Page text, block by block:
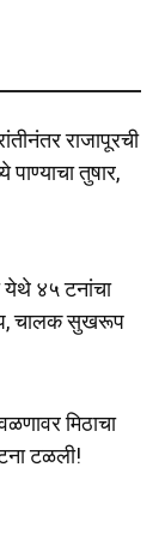
राजापूरची
पाण्याचा तुषार,
येथे ४५ टनांचा
चालक सुखरूप
मिठाचा
टळली!